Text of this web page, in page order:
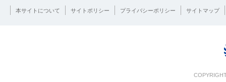
本サイトについて サイトポリシー プライバシーポリシー サイトマップ